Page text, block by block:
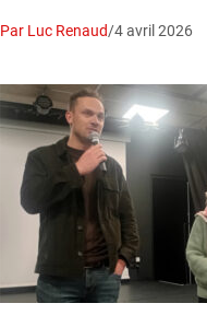
Par Luc Renaud/4 avril 2026